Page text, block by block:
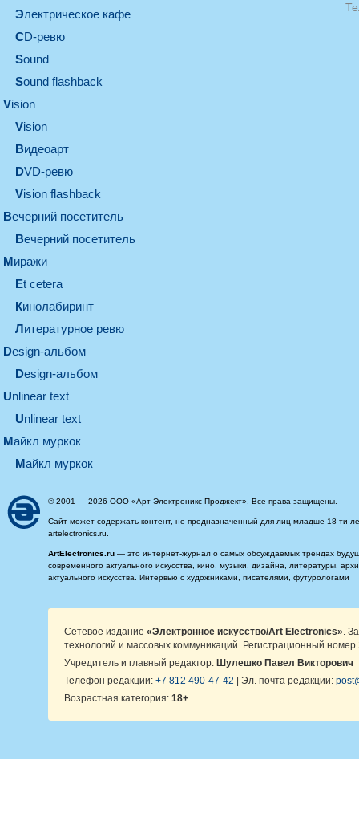
электрическое кафе
CD-ревю
sound
Sound flashback
vision
vision
видеоарт
DVD-ревю
Vision flashback
вечерний посетитель
вечерний посетитель
миражи
et cetera
кинолабиринт
литературное ревю
design-альбом
design-альбом
unlinear text
Unlinear text
майкл муркок
майкл муркок
© 2001 — 2026 ООО «Арт Электроникс Проджект». Все права защищены.
Сайт может содержать контент, не предназначенный для лиц младше 18-ти
artelectronics.ru.
ArtElectronics.ru — это интернет-журнал о самых обсуждаемых трендах
современного актуального искусства, кино, музыки, дизайна, литературы,
актуального искусства. Интервью с художниками, писателями, футурологами
Сетевое издание «Электронное искусство/Art Electronics» .
технологий и массовых коммуникаций. Регистрационный
Учредитель и главный редактор: Шулешко Павел Викторович
Телефон редакции: +7 812 490-47-42 | Эл. почта редакции:
Возрастная категория: 18+